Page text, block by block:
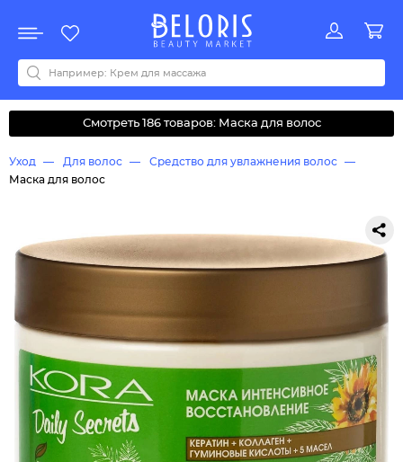
Акции
Все бренды
0-9ABCDEFGHIJKLMNOPQRSTUVWYZАБВДЗИМОКЛНПРСТУФ
Смотреть 186 товаров: Маска для волос
Уход Для волос
Средство для увлажнения волос
Маска для волос